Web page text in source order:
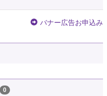
バナー広告お申込み
0